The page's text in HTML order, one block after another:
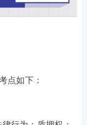
点如下：